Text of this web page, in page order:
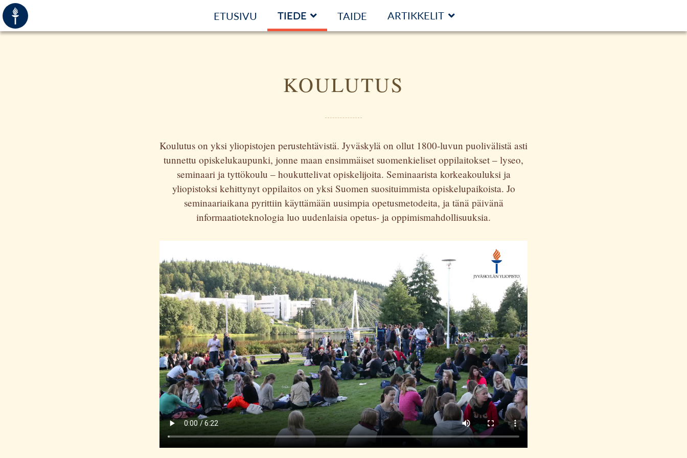
ETUSIVU TIEDE TAIDE ARTIKKELIT
KOULUTUS
Koulutus on yksi yliopistojen perustehtävistä. Jyväskylä on ollut 1800-luvun puolivälistä asti
tunnettu opiskelukaupunki, jonne maan ensimmäiset suomenkieliset oppilaitokset – lyseo,
seminaari ja tyttökoulu – houkuttelivat opiskelijoita. Seminaarista korkeakouluksi ja
yliopistoksi kehittynyt oppilaitos on yksi Suomen suosituimmista opiskelupaikoista. Jo
seminaariaikana pyrittiin käyttämään uusimpia opetusmetodeita, ja tänä päivänä
informaatioteknologia luo uudenlaisia opetus- ja oppimismahdollisuuksia.